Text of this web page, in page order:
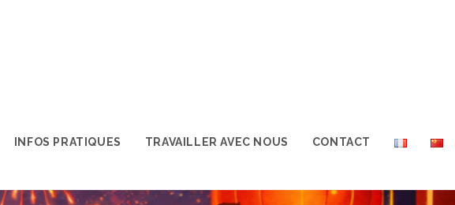
INFOS PRATIQUES TRAVAILLER AVEC NOUS CONTACT